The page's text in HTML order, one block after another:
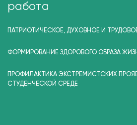
работа
ПАТРИОТИЧЕСКОЕ, ДУХОВНОЕ И
ФОРМИРОВАНИЕ ЗДОРОВОГО ОБРАЗА
ПРОФИЛАКТИКА ЭКСТРЕМИСТСКИХ
СТУДЕНЧЕСКОЙ СРЕДЕ